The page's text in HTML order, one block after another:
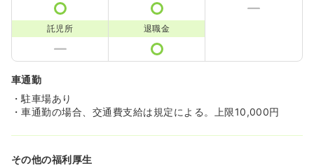
託児所 退職金
車通勤
・駐車場あり
・車通勤の場合、交通費支給は規定による。上限10,000円
その他の福利厚生